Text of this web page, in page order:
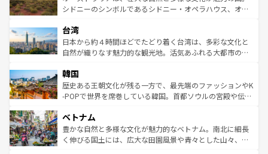
しみながら、その多様性と豊かな歴史を感じることができ
ならではの贅沢な旅のスタイルだ。 なお、新着のアメリカ
情報はコンテンツ一覧を参照してほしい。
おすすめ。エメラルドグリーンに輝く海をはじめ、豊かな
れるおもてなしの心で訪れる人々を迎えてくれるハワイの
人々、おいしいローカルフードやハワイアンミュージッ
ク、伝統的なフラダンスなど、すべてがハワイの魅力を彩
ワイを、存分に味わってほしい。 なお、新着のハワイ情報
はコンテンツ一覧を参照してほしい。
シドニーのシンボルであるシドニー・オペラハウス、オー
リアリーフや大陸中央部にそびえるウルル（エアーズロッ
ク）、タスマニアの美しい原生林やケアンズの熱帯雨林な
ど、見どころがたくさん。また、カフェやワイン、オージ
いる。アクティビティも充実しており、サーフィンやダイ
ビング、ハイキングなど、アウトドア好きにはたまらな
い。オーストラリアの多彩な魅力を存分に味わいつくそ
参照してほしい。
台湾
日本から約４時間ほどでたどり着く台湾は、多彩な文化と
自然が織りなす魅力的な観光地。活気あふれる大都市の台
ン）、静ひつな山岳地帯である台湾東部など、都市の喧騒
と山間の静けさが共存しており、訪れる人に新しい発見と
驚きをもたらしてくれる。また、奥深い台湾の食文化も魅
容にもいいと評判のスイーツなど、バラエティ豊かな料理
が味わえる。 なお、新着の台湾情報は コンテンツ一覧を参
照してほしい。
韓国
歴史ある王朝文化が残る一方で、最先端のファッションやK
-POPで世界を席巻している韓国。首都ソウルの宮殿や伝統
き、地方に足を延ばせば四季折々の自然美を楽しむことが
できる。そして、キムチや焼肉、絶品のストリートフード
まで、さまざまな韓国料理が待っている。夜には、韓国な
ベトナム
豊かな自然と多様な文化が魅力的なベトナム。南北に細長
く伸びる国土には、広大な田園風景や青々とした山々、世